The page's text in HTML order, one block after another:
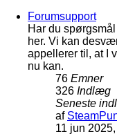
Forumsupport
Har du
her. Vi kan
appellerer til, at I
nu kan.
76 Emner
326 Indlæg
Seneste
af
11 jun